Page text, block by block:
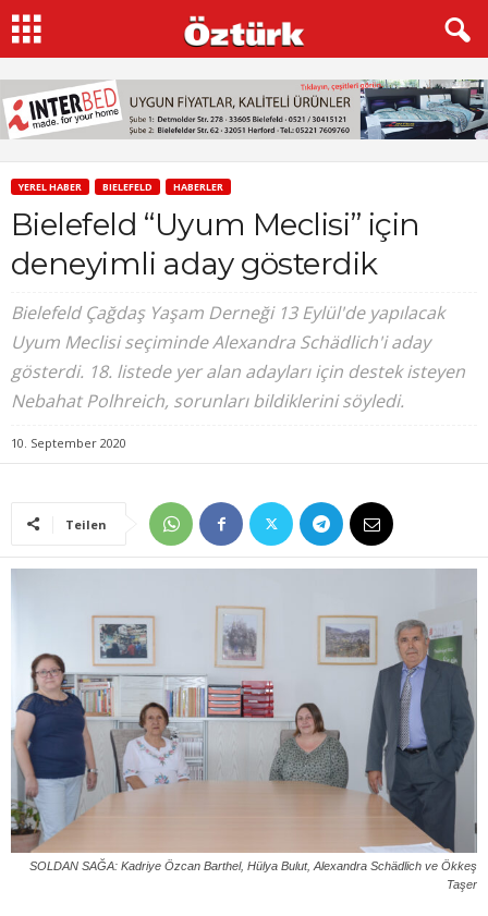
YEREL HABER BIELEFELD HABERLER
Bielefeld “Uyum Meclisi” için
deneyimli aday gösterdik
Bielefeld Çağdaş Yaşam Derneği 13 Eylül'de yapılacak
Uyum Meclisi seçiminde Alexandra Schädlich'i aday
gösterdi. 18. listede yer alan adayları için destek isteyen
Nebahat Polhreich, sorunları bildiklerini söyledi.
10. September 2020
Teilen
SOLDAN SAĞA: Kadriye Özcan Barthel, Hülya Bulut, Alexandra Schädlich ve Ökkeş
Taşer